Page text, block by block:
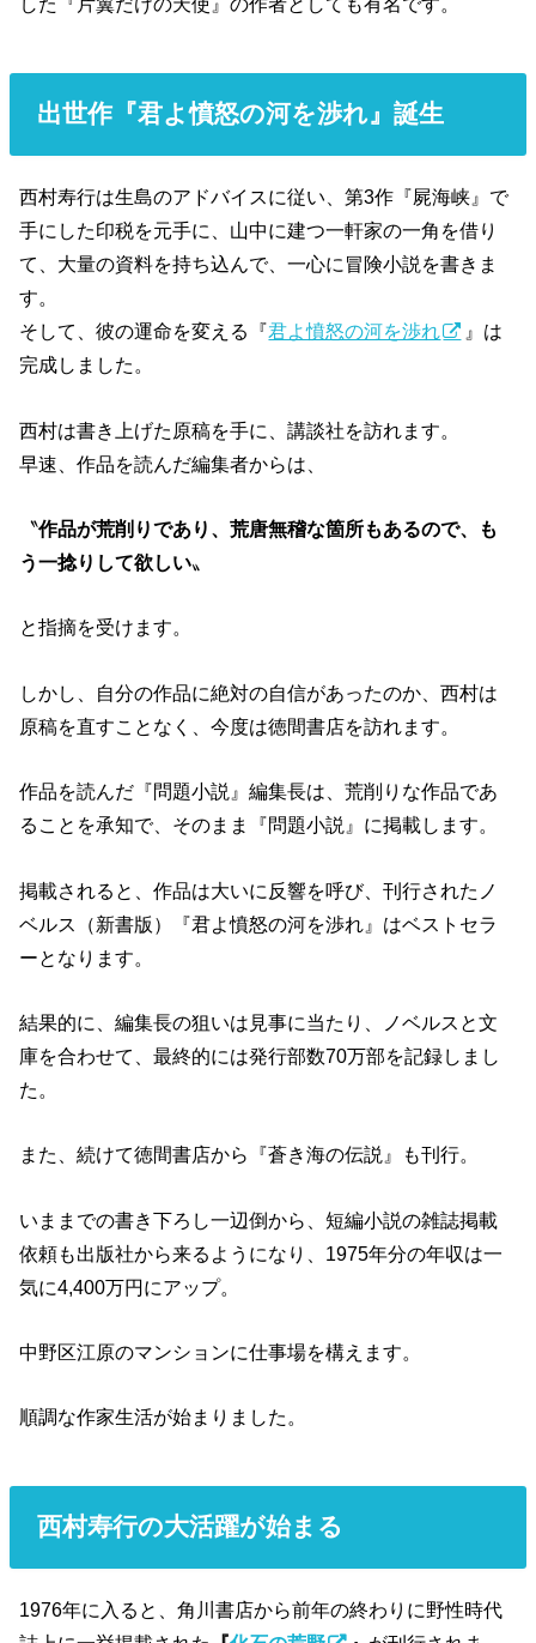
出世作『君よ憤怒の河を渉れ』誕生
西村寿行は生島のアドバイスに従い、第3作『屍海峡』で
手にした印税を元手に、山中に建つ一軒家の一角を借り
て、大量の資料を持ち込んで、一心に冒険小説を書きま
す。
そして、彼の運命を変える『君よ憤怒の河を渉れ
』は
完成しました。
西村は書き上げた原稿を手に、講談社を訪れます。
早速、作品を読んだ編集者からは、
〝作品が荒削りであり、荒唐無稽な箇所もあるので、も
う一捻りして欲しい〟
と指摘を受けます。
しかし、自分の作品に絶対の自信があったのか、西村は
原稿を直すことなく、今度は徳間書店を訪れます。
作品を読んだ『問題小説』編集長は、荒削りな作品であ
ることを承知で、そのまま『問題小説』に掲載します。
掲載されると、作品は大いに反響を呼び、刊行されたノ
ベルス（新書版）『君よ憤怒の河を渉れ』はベストセラ
ーとなります。
結果的に、編集長の狙いは見事に当たり、ノベルスと文
庫を合わせて、最終的には発行部数70万部を記録しまし
た。
また、続けて徳間書店から『蒼き海の伝説』も刊行。
いままでの書き下ろし一辺倒から、短編小説の雑誌掲載
依頼も出版社から来るようになり、1975年分の年収は一
気に4,400万円にアップ。
中野区江原のマンションに仕事場を構えます。
順調な作家生活が始まりました。
西村寿行の大活躍が始まる
1976年に入ると、角川書店から前年の終わりに野性時代